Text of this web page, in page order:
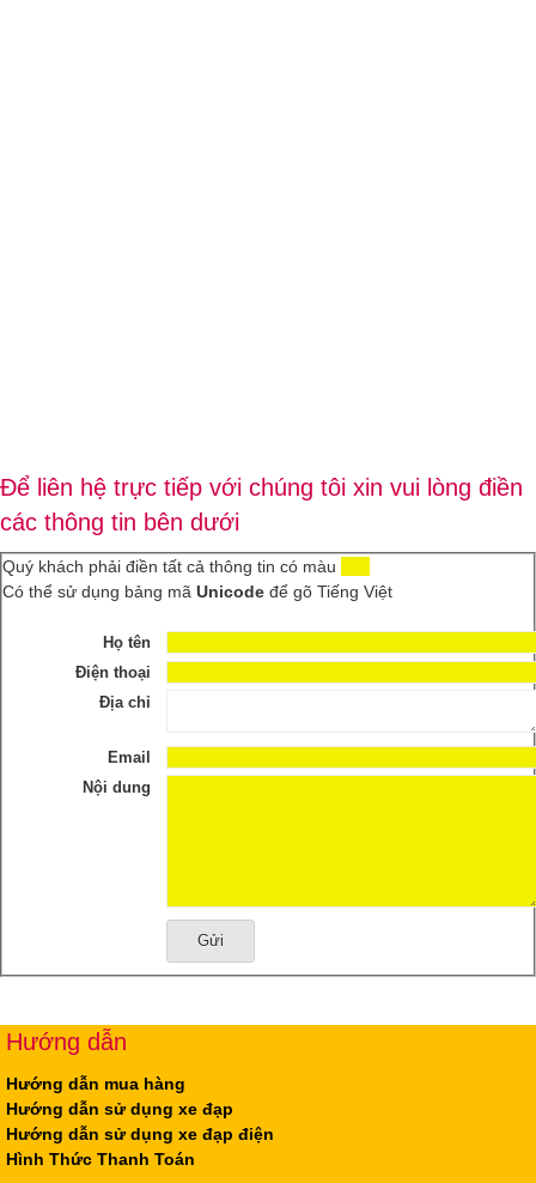
Để liên hệ trực tiếp với chúng tôi xin vui lòng điền
các thông tin bên dưới
Quý khách phải điền tất cả thông tin có màu
Có thể sử dụng bảng mã Unicode để gõ Tiếng Việt
Họ tên
Điện thoại
Địa chỉ
Email
Nội dung
Gửi
Hướng dẫn
Hướng dẫn mua hàng
Hướng dẫn sử dụng xe đạp
Hướng dẫn sử dụng xe đạp điện
Hình Thức Thanh Toán